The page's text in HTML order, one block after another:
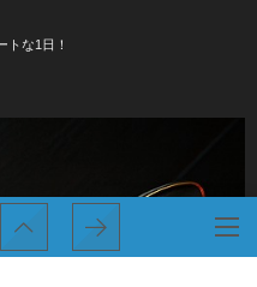
トな1日！